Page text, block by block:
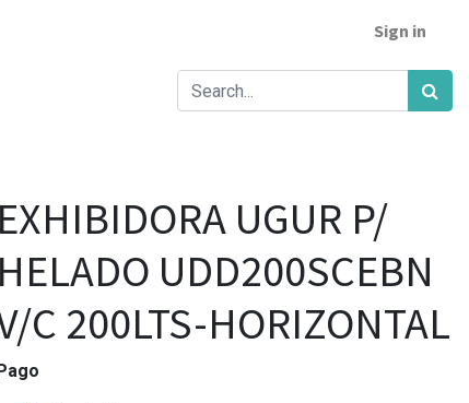
Sign in
EXHIBIDORA UGUR P/
HELADO UDD200SCEBN
C 200LTS-HORIZONTAL